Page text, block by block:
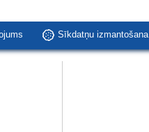
Sīkdatņu izmantošana